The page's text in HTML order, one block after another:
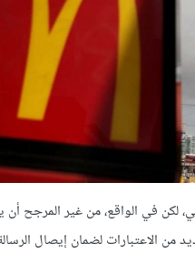
في الواقع، من غير المرجح أن
الاعتبارات لضمان إيصال